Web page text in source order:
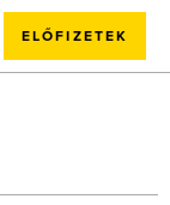
ELŐFIZETEK